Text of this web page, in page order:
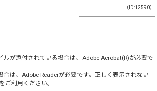
（ID:12590）
ルが添付されている場合は、Adobe Acrobat(R)が必要で
合は、Adobe Readerが必要です。正しく表示されない
ご利用ください。